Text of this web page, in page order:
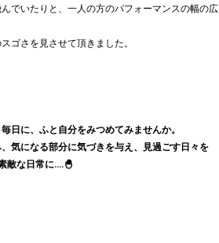
でいたりと、一人の方のパフォーマンスの幅の
ゴさを見させて頂きました。
日に、ふと自分をみつめてみませんか。
気になる部分に気づきを与え、見過ごす日々を
敵な日常に....🐣